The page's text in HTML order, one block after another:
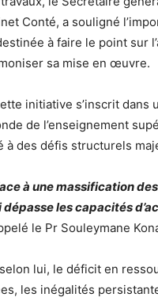
Conté, a souligné
à faire le point sur
sa mise en œuvre.
initiative s’inscrit dans
de l’enseignement
à des défis structurels
à une massification
les capacités
le Pr Souleymane
lui, le déficit en
les inégalités